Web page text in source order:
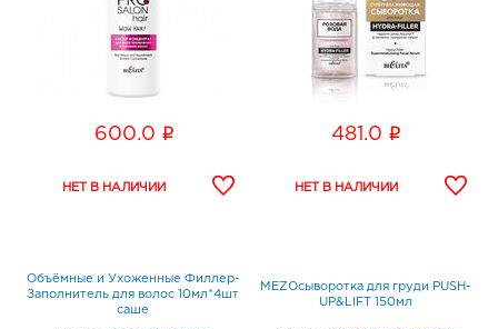
600.0 i 481.0 i
Объёмные и Ухоженные Филлер-
Заполнитель для волос 10мл*4шт
саше
MEZOсыворотка для груди PUSH-
UP&LIFT 150мл